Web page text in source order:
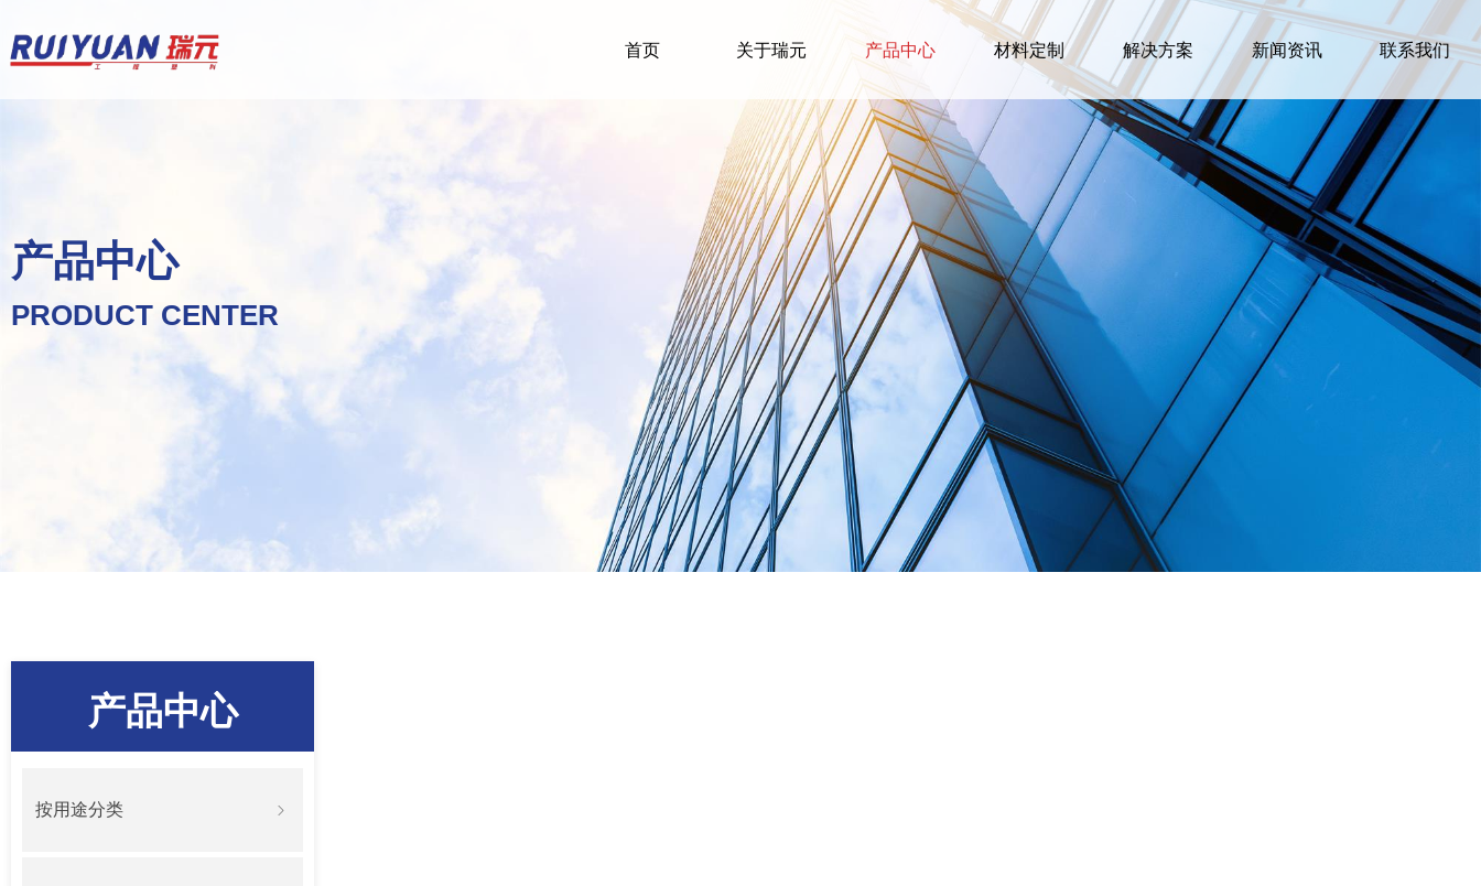
首页 关于瑞元 产品中心 材料定制 解决方案 新闻资讯 联系我们
ꁇ
按用途分类
产品中心
产品中心
PRODUCT CENTER